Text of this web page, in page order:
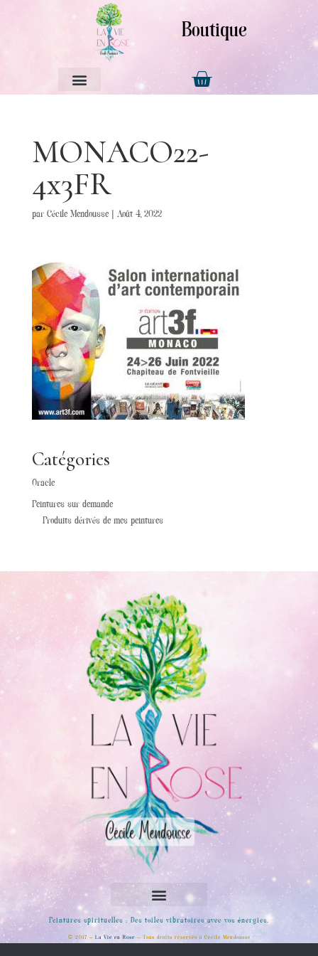
Boutique
MONACO22-
4x3FR
par Cécile Mendousse| Août 4, 2022
Catégories
Oracle
Peintures sur demande
Produits dérivés de mes peintures
Peintures spirituelles : Des toiles vibratoires avec vos énergies.
© 2017 – La Vie en Rose – Tous droits réservés à Cécile Mendousse